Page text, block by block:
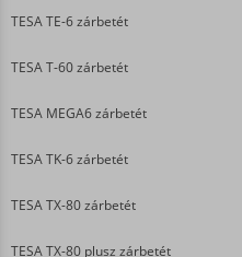
TESA TE-6 zárbetét
TESA T-60 zárbetét
TESA MEGA6 zárbetét
TESA TK-6 zárbetét
TESA TX-80 zárbetét
TESA TX-80 plusz zárbetét